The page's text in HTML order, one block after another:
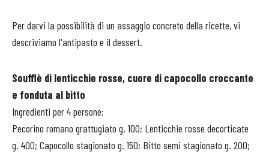
Per darvi la possibilità di un assaggio concreto della ricette, vi
descriviamo l'antipasto e il dessert.
Soufflè di lenticchie rosse, cuore di capocollo croccante
e fonduta al bitto
Ingredienti per 4 persone:
Pecorino romano grattugiato g. 100; Lenticchie rosse decorticate
g. 400; Capocollo stagionato g. 150; Bitto semi stagionato g. 200;